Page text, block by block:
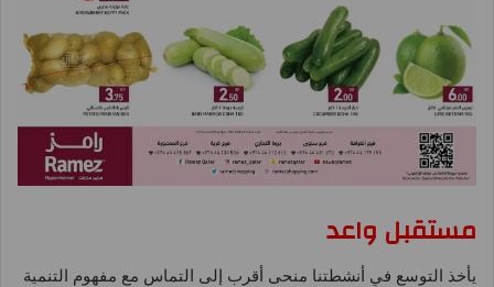
مستقبل واعد
يأخذ التوسع في أنشطتنا منحى أقرب إلى التماس مع مفهوم التنمية